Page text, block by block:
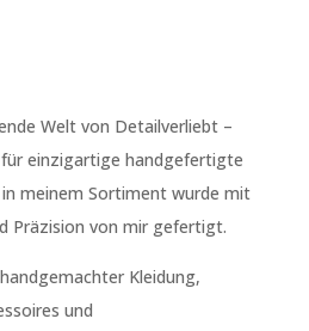
Welt von Detailverliebt –
einzigartige handgefertigte
in meinem Sortiment wurde mit
Präzision von mir gefertigt.
Kleidung,
und